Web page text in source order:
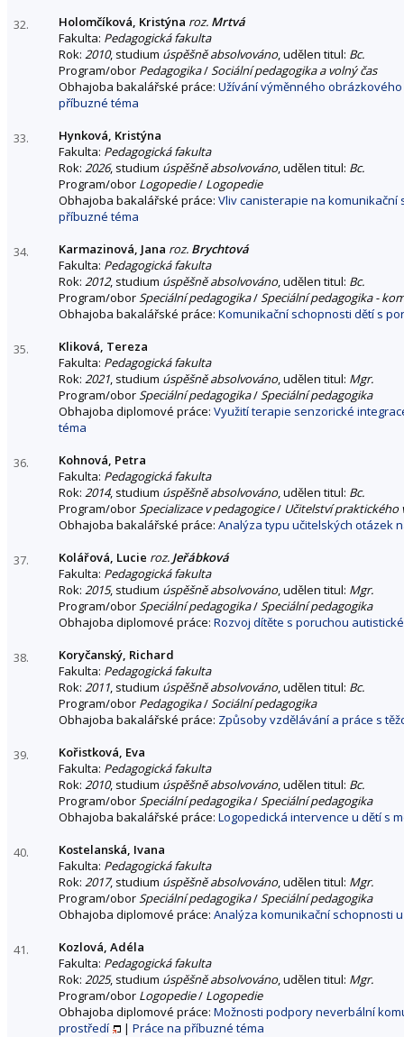
32. Holomčíková, Kristýna roz. Mrtvá
Fakulta: Pedagogická fakulta
Rok: 2010, studium úspěšně absolvováno, udělen titul: Bc.
Program/obor Pedagogika/Sociální pedagogika a volný čas
Obhajoba bakalářské práce: Užívání výměnného
příbuzné téma
33.
Hynková, Kristýna
Fakulta: Pedagogická fakulta
Rok: 2026, studium úspěšně absolvováno, udělen titul: Bc.
Program/obor Logopedie/ Logopedie
Obhajoba bakalářské práce: Vliv canisterapie na
příbuzné téma
34. Karmazinová, Jana roz. Brychtová
Fakulta: Pedagogická fakulta
Rok: 2012, studium úspěšně absolvováno, udělen titul: Bc.
Program/oborSpeciální pedagogika/Speciální pedagogika -
Obhajoba bakalářské práce: Komunikační schopnosti dětí s
35.
Kliková, Tereza
Fakulta: Pedagogická fakulta
Rok: 2021, studium úspěšně absolvováno, udělen titul: Mgr.
Program/oborSpeciální pedagogika/Speciální pedagogika
Obhajoba diplomové práce: Využití terapie senzorické
téma
36.
Kohnová, Petra
Fakulta: Pedagogická fakulta
Rok: 2014, studium úspěšně absolvováno, udělen titul: Bc.
Program/oborSpecializace v pedagogice/ Učitelství praktického
Obhajoba bakalářské práce: Analýza typu učitelských otázek
37. Kolářová, Lucie roz. Jeřábková
Fakulta: Pedagogická fakulta
Rok: 2015, studium úspěšně absolvováno, udělen titul: Mgr.
Program/oborSpeciální pedagogika/Speciální pedagogika
Obhajoba diplomové práce: Rozvoj dítěte s poruchou
38.
Koryčanský, Richard
Fakulta: Pedagogická fakulta
Rok: 2011, studium úspěšně absolvováno, udělen titul: Bc.
Program/obor Pedagogika/Sociální pedagogika
Obhajoba bakalářské práce: Způsoby vzdělávání a práce s
39.
Kořistková, Eva
Fakulta: Pedagogická fakulta
Rok: 2010, studium úspěšně absolvováno, udělen titul: Bc.
Program/oborSpeciální pedagogika/Speciální pedagogika
Obhajoba bakalářské práce: Logopedická intervence u dětí s
40.
Kostelanská, Ivana
Fakulta: Pedagogická fakulta
Rok: 2017, studium úspěšně absolvováno, udělen titul: Mgr.
Program/oborSpeciální pedagogika/Speciální pedagogika
Obhajoba diplomové práce: Analýza komunikační schopnosti
41.
Kozlová, Adéla
Fakulta: Pedagogická fakulta
Rok: 2025, studium úspěšně absolvováno, udělen titul: Mgr.
Program/obor Logopedie/ Logopedie
Obhajoba diplomové práce: Možnosti podpory neverbální
prostředí
| Práce na příbuzné téma